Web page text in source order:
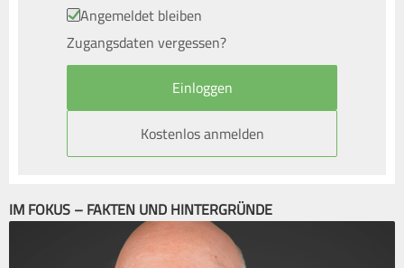
Angemeldet bleiben
Zugangsdaten vergessen?
Kostenlos anmelden
IM FOKUS – FAKTEN UND HINTERGRÜNDE